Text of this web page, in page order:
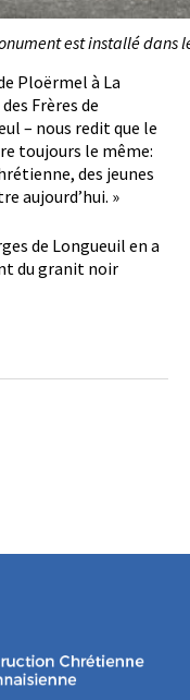
est installé dans
Ploërmel à La
Frères de
– nous redit que le
toujours le même:
des jeunes
aujourd’hui. »
de Longueuil en a
du granit noir